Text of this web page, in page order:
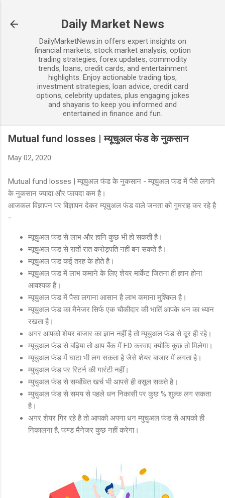
Daily Market News
DailyMarketNews.in offers expert insights on
financial markets, stock market analysis, option
trading strategies, forex updates, commodity
trends, loans, credit cards, and entertainment
highlights. Enjoy actionable trading tips,
investment strategies, loan advice, credit card
options, celebrity updates, plus engaging jokes
and shayaris to keep you informed and
entertained in finance and fun.
Mutual fund losses | म्यूचुअल फंड के नुकसान
May 02, 2020
Mutual fund losses | म्यूचुअल फंड के नुकसान - म्यूचुअल फंड में पैसे लगाने
के नुकसान ज्यादा और फायदा कम है।
आजकल विज्ञापन पर विज्ञापन देकर म्यूचुअल फंड वाले जनता को गुमराह कर रहे है
-
म्यूचुअल फंड से लाभ और हानि कुछ भी हो सकती है।
म्यूचुअल फंड से रातों रात करोड़पति नहीं बन सकते है।
म्यूचुअल फंड कई तरह के होते है।
म्यूचुअल फंड में लाभ कमाने के लिए शेयर मार्केट जितना ही ज्ञान होना
आवश्यक है।
म्यूचुअल फंड में पैसा लगाना आसान है लाभ कमाना मुश्किल है।
म्यूचुअल फंड का मैनेजर सिर्फ एक चौकीदार की भातिं आपके धन का ध्यान
रखता है।
अगर आपको शेयर बाजार का ज्ञान नहीं है तो म्यूचुअल फंड से दूर ही रहे।
म्यूचुअल फंड से बढ़िया तो आप बैंक में FD करवाए क्योकि कुछ तो मिलेगा।
म्यूचुअल फंड में घाटा भी लग सकता है जैसे शेयर बाजार में लगता है।
म्युचुअल फंड पर रिटर्न की गारंटी नहीं।
म्युचुअल फंड से सम्बंधित खर्च भी आपसे ही वसूल सकते है।
म्युचुअल फंड से समय से पहले धन निकासी पर कुछ % शुल्क लग सकता
है।
अगर शेयर गिर रहे है तो आपको अपना धन म्युचुअल फंड से आपको ही
निकालना है, फण्ड मैनेजर कुछ नहीं करेगा।